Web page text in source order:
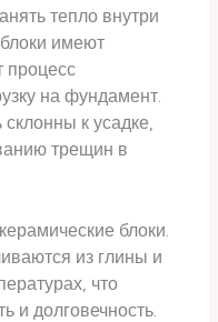
тепло внутри
имеют
процесс
на фундамент.
к усадке,
трещин в
блоки.
из глины и
что
и долговечность.